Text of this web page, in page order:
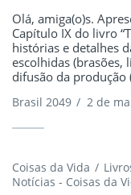
Olá, amiga(o)s.
Capítulo IX do livro
histórias e detalhes
escolhidas (brasões,
difusão da produção
Brasil 2049 / 2 de
Coisas da Vida
Notícias - Coisas da